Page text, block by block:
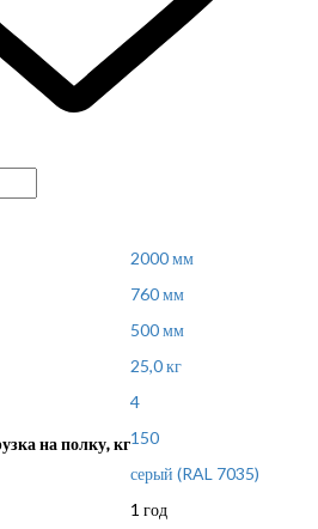
2000 мм
760 мм
500 мм
25,0 кг
4
на полку, кг150
серый (RAL 7035)
1 год